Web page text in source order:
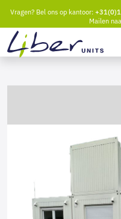
Vragen? Bel ons op kantoor:
Mailen